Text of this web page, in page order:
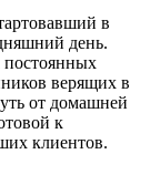
в
день.
верящих в
от домашней
к
клиентов.